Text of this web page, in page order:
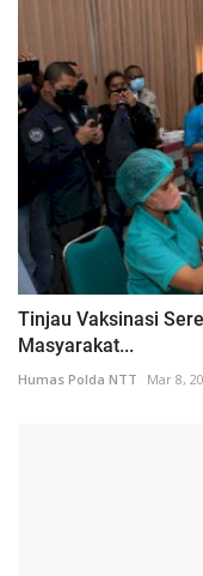
Tinjau Vaksinasi
Masyarakat...
Humas Polda NTT Mar 8,